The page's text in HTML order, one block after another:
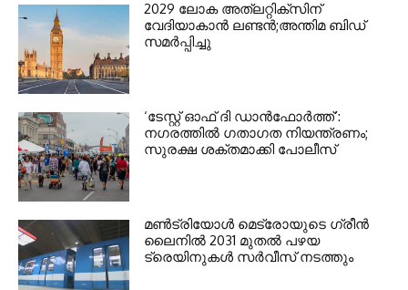
2029 ലോക അത്ലറ്റിക്സിന്
വേദിയാകാന്‍ ലണ്ടന്‍;അന്തിമ ബിഡ്
സമര്‍പ്പിച്ചു
‘ടേസ്റ്റ് ഓഫ് ദി ഡാന്‍ഫോര്‍ത്ത്’:
നഗരത്തില്‍ ഗതാഗത നിയന്ത്രണം;
സുരക്ഷ ശക്തമാക്കി പോലീസ്
മണ്‍ട്രിയോള്‍ മെട്രോയുടെ ഗ്രീന്‍
ലൈനില്‍ 2031 മുതല്‍ പഴയ
ട്രെയിനുകള്‍ സര്‍വീസ് നടത്തും